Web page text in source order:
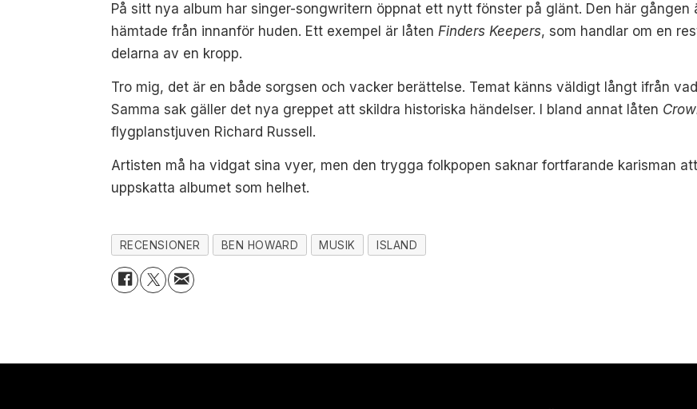
På sitt nya album har singer-songwritern öppnat ett nytt fönster på glänt. Den här
hämtade från innanför huden. Ett exempel är låtenFinders Keepers, som handlar om en
delarna av en kropp.
Tro mig, det är en både sorgsen och vacker berättelse. Temat känns väldigt långt ifrån
Samma sak gäller det nya greppet att skildra historiska händelser. I bland annat låten
flygplanstjuven Richard Russell.
Artisten må ha vidgat sina vyer, men den trygga folkpopen saknar fortfarande karisman
uppskatta albumet som helhet.
RECENSIONER BEN HOWARD MUSIK ISLAND